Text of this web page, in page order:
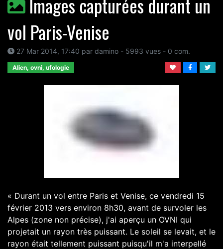
vol Paris-Venise
27 Mar 2014, 17:40 par damino - 5993 vues - 0 com.
Alien, ovni, ufologie
« Durant un vol entre Paris et Venise, ce vendredi 15
février 2013 vers environ 8h30, avant de survoler les
Alpes (zone non précise), j'ai aperçu un OVNI qui
projetait un rayon très puissant. Le soleil se levait, et le
rayon était tellement puissant puisqu'il m'a interpellé